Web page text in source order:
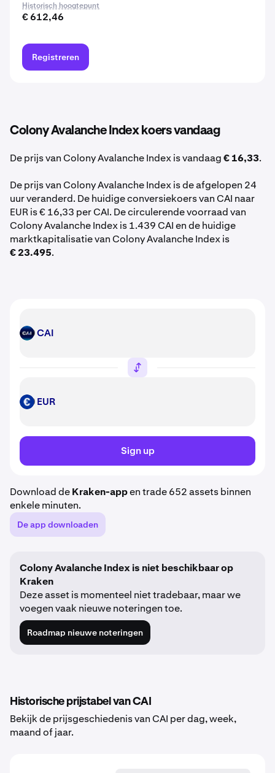
Historisch hoogtepunt
€ 612,46
Registreren
Colony Avalanche Index koers vandaag
De prijs van Colony Avalanche Index is vandaag€ 16,33.
De prijs van Colony Avalanche Index is de afgelopen 24
uur veranderd. De huidige conversiekoers van CAI naar
EUR is € 16,33 per CAI. De circulerende voorraad van
Colony Avalanche Index is 1.439 CAI en de huidige
marktkapitalisatie van Colony Avalanche Index is
€ 23.495.
CAI CAI
EUR EUR
Sign up
Download deKraken-appen trade 652 assets binnen
enkele minuten.
De app downloaden
Colony Avalanche Index is niet beschikbaar op
Kraken
Deze asset is momenteel niet tradebaar, maar we
voegen vaak nieuwe noteringen toe.
Roadmap nieuwe noteringen
Historische prijstabel van CAI
Bekijk de prijsgeschiedenis van CAI per dag, week,
maand of jaar.